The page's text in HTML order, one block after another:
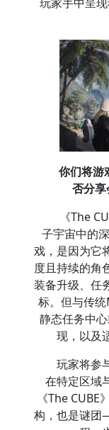
你们将游
否分
《The
子宇宙中的
戏，是因为它
度且持续的角
装备升级、任
标。但与传
静态任务中
现，以及
玩家将参
在特定区域
《The
构，也是谜团